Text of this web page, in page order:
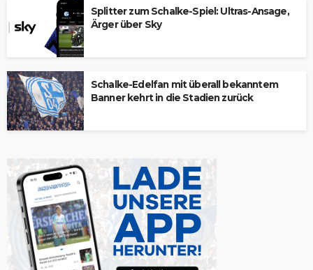
Splitter zum Schalke-Spiel: Ultras-Ansage,
Ärger über Sky
Schalke-Edelfan mit überall bekanntem
Banner kehrt in die Stadien zurück